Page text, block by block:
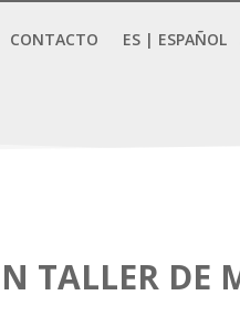
CONTACTO ES | ESPAÑOL
TALLER DE